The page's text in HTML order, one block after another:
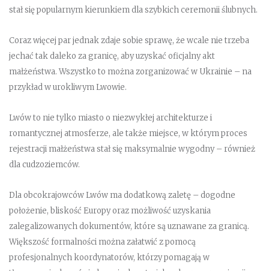
stał się popularnym kierunkiem dla szybkich ceremonii ślubnych.
Coraz więcej par jednak zdaje sobie sprawę, że wcale nie trzeba
jechać tak daleko za granicę, aby uzyskać oficjalny akt
małżeństwa. Wszystko to można zorganizować w Ukrainie – na
przykład w urokliwym Lwowie.
Lwów to nie tylko miasto o niezwykłej architekturze i
romantycznej atmosferze, ale także miejsce, w którym proces
rejestracji małżeństwa stał się maksymalnie wygodny – również
dla cudzoziemców.
Dla obcokrajowców Lwów ma dodatkową zaletę – dogodne
położenie, bliskość Europy oraz możliwość uzyskania
zalegalizowanych dokumentów, które są uznawane za granicą.
Większość formalności można załatwić z pomocą
profesjonalnych koordynatorów, którzy pomagają w